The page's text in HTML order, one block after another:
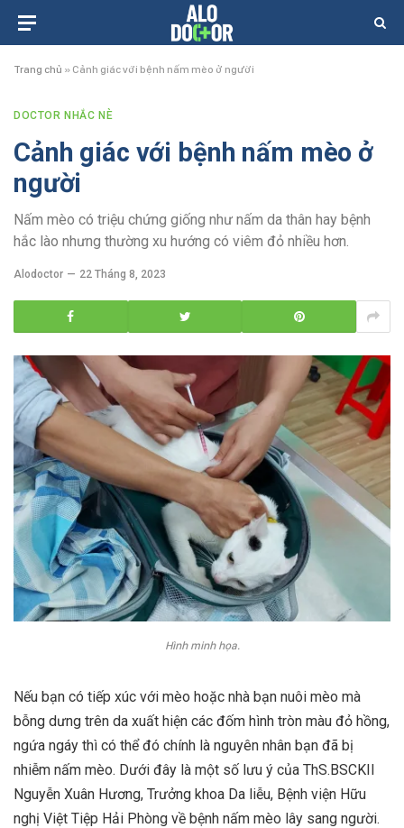
Trang chủ » Cảnh giác với bệnh nấm mèo ở người
DOCTOR NHẮC NÈ
Cảnh giác với bệnh nấm mèo ở
người
Nấm mèo có triệu chứng giống như nấm da thân hay bệnh
hắc lào nhưng thường xu hướng có viêm đỏ nhiều hơn.
Alodoctor 22 Tháng 8, 2023
Hình minh họa.
Nếu bạn có tiếp xúc với mèo hoặc nhà bạn nuôi mèo mà
bỗng dưng trên da xuất hiện các đốm hình tròn màu đỏ hồng,
ngứa ngáy thì có thể đó chính là nguyên nhân bạn đã bị
nhiễm nấm mèo. Dưới đây là một số lưu ý của ThS.BSCKII
Nguyễn Xuân Hương, Trưởng khoa Da liễu, Bệnh viện Hữu
nghị Việt Tiệp Hải Phòng về bệnh nấm mèo lây sang người.